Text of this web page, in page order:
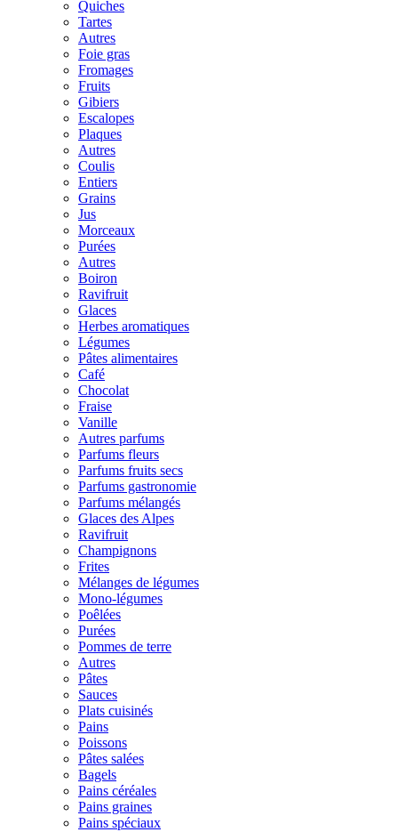
Quiches
Tartes
Autres
Foie gras
Fromages
Fruits
Gibiers
Escalopes
Plaques
Autres
Coulis
Entiers
Grains
Jus
Morceaux
Purées
Autres
Boiron
Ravifruit
Glaces
Herbes aromatiques
Légumes
Pâtes alimentaires
Café
Chocolat
Fraise
Vanille
Autres parfums
Parfums fleurs
Parfums fruits secs
Parfums gastronomie
Parfums mélangés
Glaces des Alpes
Ravifruit
Champignons
Frites
Mélanges de légumes
Mono-légumes
Poêlées
Purées
Pommes de terre
Autres
Pâtes
Sauces
Plats cuisinés
Pains
Poissons
Pâtes salées
Bagels
Pains céréales
Pains graines
Pains spéciaux